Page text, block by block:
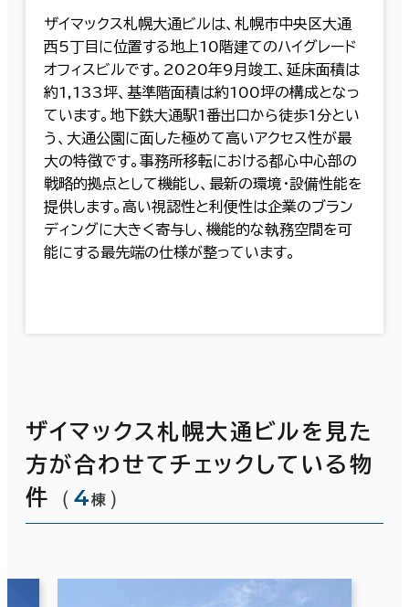
ザイマックス札幌大通ビルは、札幌市中央区大通
西5丁目に位置する地上10階建てのハイグレード
オフィスビルです。2020年9月竣工、延床面積は
約1,133坪、基準階面積は約100坪の構成となっ
ています。地下鉄大通駅1番出口から徒歩1分とい
う、大通公園に面した極めて高いアクセス性が最
大の特徴です。事務所移転における都心中心部の
戦略的拠点として機能し、最新の環境・設備性能を
提供します。高い視認性と利便性は企業のブラン
ディングに大きく寄与し、機能的な執務空間を可
能にする最先端の仕様が整っています。
ザイマックス札幌大通ビルを見た
方が合わせてチェックしている物
件
（ 4棟 ）